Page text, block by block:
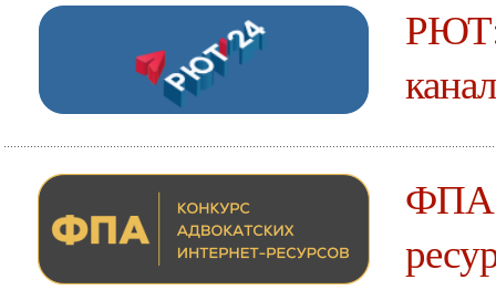
РЮТ:
ФПА: